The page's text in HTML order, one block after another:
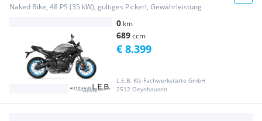
Naked Bike, 48 PS (35 kW), gültiges Pickerl, Gewährleistung
0 km
689ccm
L.E.B. Kfz-Fachwerkstätte GmbH
2512 Oeynhausen
€ 8.399